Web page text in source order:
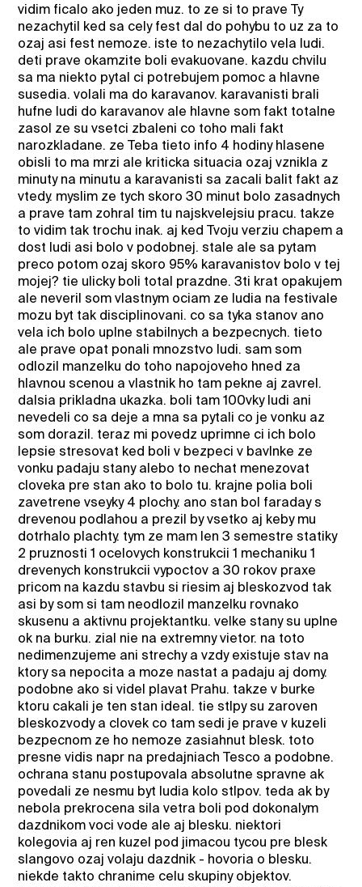
vidim ficalo ako jeden muz. to ze si to prave Ty
nezachytil ked sa cely fest dal do pohybu to uz za to
ozaj asi fest nemoze. iste to nezachytilo vela ludi.
deti prave okamzite boli evakuovane. kazdu chvilu
sa ma niekto pytal ci potrebujem pomoc a hlavne
susedia. volali ma do karavanov. karavanisti brali
hufne ludi do karavanov ale hlavne som fakt totalne
zasol ze su vsetci zbaleni co toho mali fakt
narozkladane. ze Teba tieto info 4 hodiny hlasene
obisli to ma mrzi ale kriticka situacia ozaj vznikla z
minuty na minutu a karavanisti sa zacali balit fakt az
vtedy. myslim ze tych skoro 30 minut bolo zasadnych
a prave tam zohral tim tu najskvelejsiu pracu. takze
to vidim tak trochu inak. aj ked Tvoju verziu chapem a
dost ludi asi bolo v podobnej. stale ale sa pytam
preco potom ozaj skoro 95% karavanistov bolo v tej
mojej? tie ulicky boli total prazdne. 3ti krat opakujem
ale neveril som vlastnym ociam ze ludia na festivale
mozu byt tak disciplinovani. co sa tyka stanov ano
vela ich bolo uplne stabilnych a bezpecnych. tieto
ale prave opat ponali mnozstvo ludi. sam som
odlozil manzelku do toho napojoveho hned za
hlavnou scenou a vlastnik ho tam pekne aj zavrel.
dalsia prikladna ukazka. boli tam 100vky ludi ani
nevedeli co sa deje a mna sa pytali co je vonku az
som dorazil. teraz mi povedz uprimne ci ich bolo
lepsie stresovat ked boli v bezpeci v bavlnke ze
vonku padaju stany alebo to nechat menezovat
cloveka pre stan ako to bolo tu. krajne polia boli
zavetrene vseyky 4 plochy. ano stan bol faraday s
drevenou podlahou a prezil by vsetko aj keby mu
dotrhalo plachty. tym ze mam len 3 semestre statiky
2 pruznosti 1 ocelovych konstrukcii 1 mechaniku 1
drevenych konstrukcii vypoctov a 30 rokov praxe
pricom na kazdu stavbu si riesim aj bleskozvod tak
asi by som si tam neodlozil manzelku rovnako
skusenu a aktivnu projektantku. velke stany su uplne
ok na burku. zial nie na extremny vietor. na toto
nedimenzujeme ani strechy a vzdy existuje stav na
ktory sa nepocita a moze nastat a padaju aj domy.
podobne ako si videl plavat Prahu. takze v burke
ktoru cakali je ten stan ideal. tie stlpy su zaroven
bleskozvody a clovek co tam sedi je prave v kuzeli
bezpecnom ze ho nemoze zasiahnut blesk. toto
presne vidis napr na predajniach Tesco a podobne.
ochrana stanu postupovala absolutne spravne ak
povedali ze nesmu byt ludia kolo stlpov. teda ak by
nebola prekrocena sila vetra boli pod dokonalym
dazdnikom voci vode ale aj blesku. niektori
kolegovia aj ren kuzel pod jimacou tycou pre blesk
slangovo ozaj volaju dazdnik - hovoria o blesku.
niekde takto chranime celu skupiny objektov.